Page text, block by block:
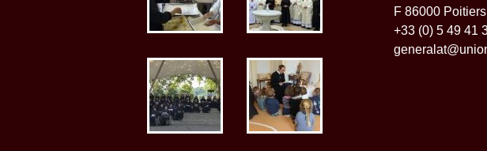
F 86000 Poitiers
+33 (0) 5 49 41